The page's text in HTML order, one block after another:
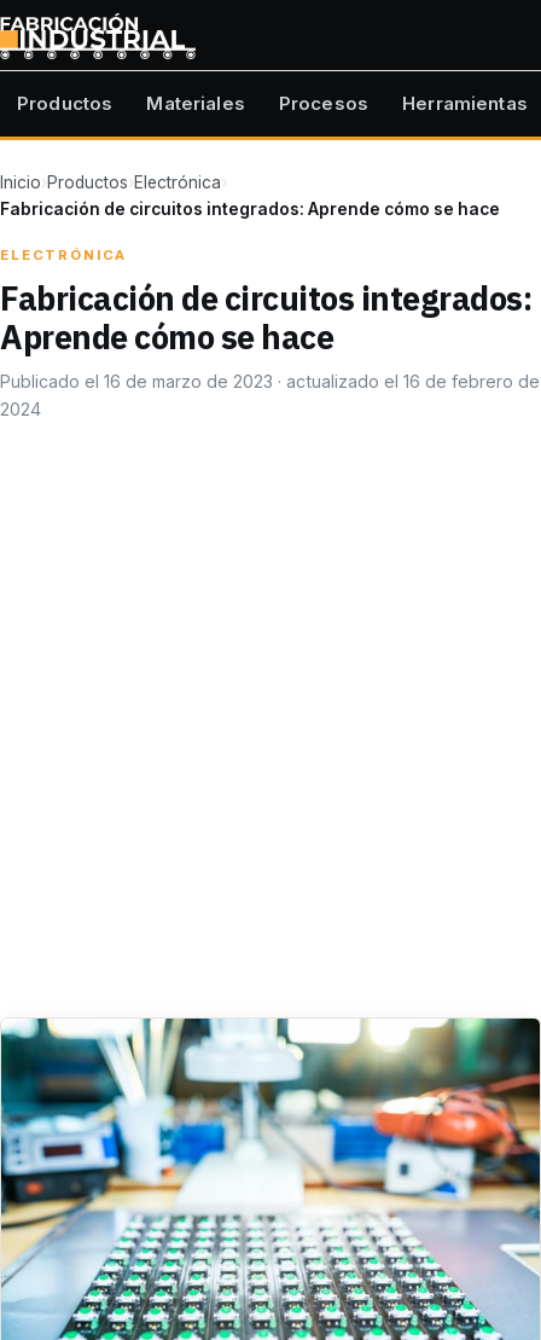
Productos Materiales Procesos Herramientas
Inicio›Productos›Electrónica›
Fabricación de circuitos integrados: Aprende cómo se hace
ELECTRÓNICA
Fabricación de circuitos integrados:
Aprende cómo se hace
Publicado el 16 de marzo de 2023 · actualizado el 16 de febrero de
2024